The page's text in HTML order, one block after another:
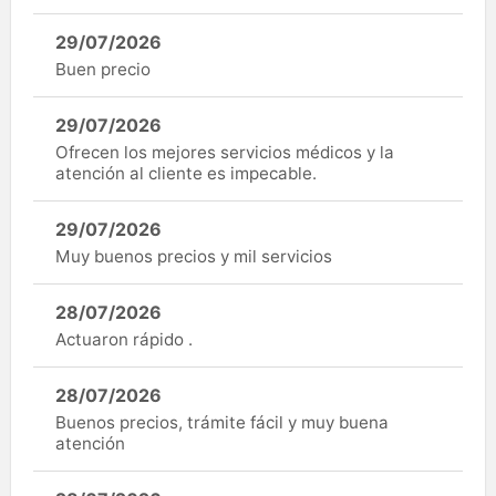
29/07/2026
Buen precio
29/07/2026
Ofrecen los mejores servicios médicos y la
atención al cliente es impecable.
29/07/2026
Muy buenos precios y mil servicios
28/07/2026
Actuaron rápido .
28/07/2026
Buenos precios, trámite fácil y muy buena
atención